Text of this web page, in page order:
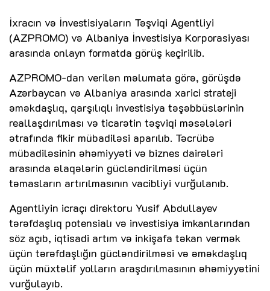
İxracın və İnvestisiyaların Təşviqi Agentliyi
(AZPROMO) və Albaniya İnvestisiya Korporasiyası
arasında onlayn formatda görüş keçirilib.
AZPROMO-dan verilən məlumata görə, görüşdə
Azərbaycan və Albaniya arasında xarici strateji
əməkdaşlıq, qarşılıqlı investisiya təşəbbüslərinin
reallaşdırılması və ticarətin təşviqi məsələləri
ətrafında fikir mübadiləsi aparılıb. Təcrübə
mübadiləsinin əhəmiyyəti və biznes dairələri
arasında əlaqələrin gücləndirilməsi üçün
təmasların artırılmasının vacibliyi vurğulanıb.
Agentliyin icraçı direktoru Yusif Abdullayev
tərəfdaşlıq potensialı və investisiya imkanlarından
söz açıb, iqtisadi artım və inkişafa təkan vermək
üçün tərəfdaşlığın gücləndirilməsi və əməkdaşlıq
üçün müxtəlif yolların araşdırılmasının əhəmiyyətini
vurğulayıb.